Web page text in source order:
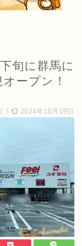
旬に群馬に
ープン！
/ 2024年10月19日